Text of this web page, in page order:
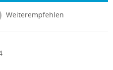
Weiterempfehlen